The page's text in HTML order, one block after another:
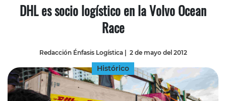
DHL es socio logístico en la Volvo Ocean
Race
Redacción Énfasis Logística| 2 de mayo del 2012
Histórico